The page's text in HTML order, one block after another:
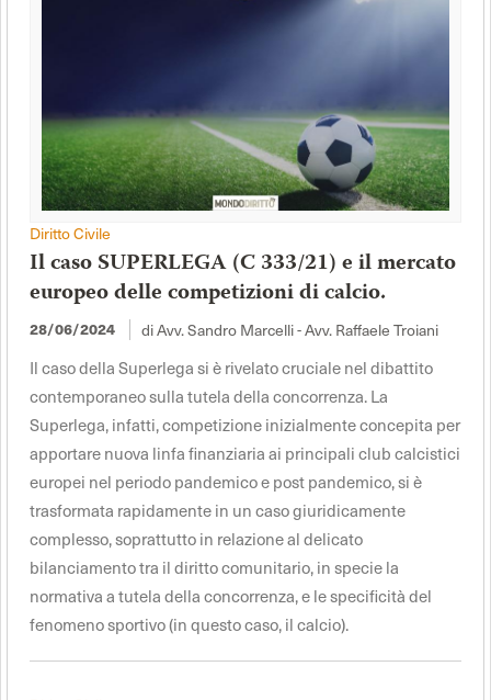
Diritto Civile
Il caso SUPERLEGA (C 333/21) e il mercato
europeo delle competizioni di calcio.
28/06/2024 di Avv. Sandro Marcelli - Avv. Raffaele Troiani
Il caso della Superlega si è rivelato cruciale nel dibattito
contemporaneo sulla tutela della concorrenza. La
Superlega, infatti, competizione inizialmente concepita per
apportare nuova linfa finanziaria ai principali club calcistici
europei nel periodo pandemico e post pandemico, si è
trasformata rapidamente in un caso giuridicamente
complesso, soprattutto in relazione al delicato
bilanciamento tra il diritto comunitario, in specie la
normativa a tutela della concorrenza, e le specificità del
fenomeno sportivo (in questo caso, il calcio).